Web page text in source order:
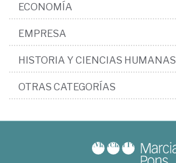
ECONOMÍA
EMPRESA
HISTORIA Y CIENCIAS HUMANAS
OTRAS CATEGORÍAS